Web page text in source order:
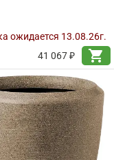
ожидается 13.08.26г.
41 067 ₽
shopping_cart